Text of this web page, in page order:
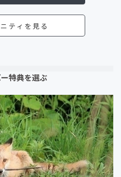
ティを見る
特典を選ぶ